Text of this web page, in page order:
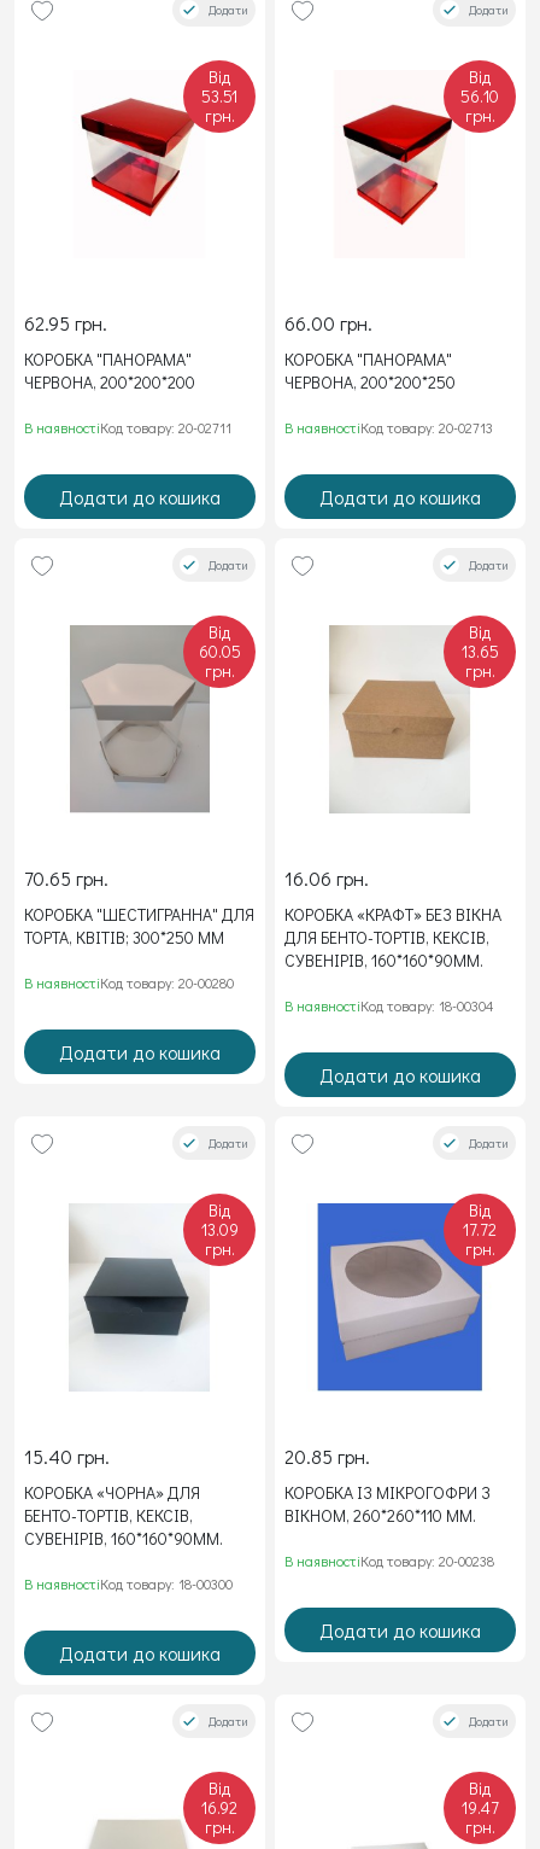
Додати
Від
53.51
грн.
62.95 грн.
КОРОБКА "ПАНОРАМА"
ЧЕРВОНА, 200*200*200
В наявностіКод товару: 20-02711
Додати до кошика
Додати
Від
56.10
грн.
66.00 грн.
КОРОБКА "ПАНОРАМА"
ЧЕРВОНА, 200*200*250
В наявностіКод товару: 20-02713
Додати до кошика
Додати
Від
60.05
грн.
70.65 грн.
КОРОБКА "ШЕСТИГРАННА" ДЛЯ
ТОРТА, КВІТІВ; 300*250 ММ
В наявностіКод товару: 20-00280
Додати до кошика
Додати
Від
13.65
грн.
16.06 грн.
КОРОБКА «КРАФТ» БЕЗ ВІКНА
ДЛЯ БЕНТО-ТОРТІВ, КЕКСІВ,
СУВЕНІРІВ, 160*160*90ММ.
В наявностіКод товару: 18-00304
Додати до кошика
Додати
Від
13.09
грн.
15.40 грн.
КОРОБКА «ЧОРНА» ДЛЯ
БЕНТО-ТОРТІВ, КЕКСІВ,
СУВЕНІРІВ, 160*160*90ММ.
В наявностіКод товару: 18-00300
Додати до кошика
Додати
Від
17.72
грн.
20.85 грн.
КОРОБКА ІЗ МІКРОГОФРИ З
ВІКНОМ, 260*260*110 ММ.
В наявностіКод товару: 20-00238
Додати до кошика
Додати
Від
16.92
грн.
Додати
Від
19.47
грн.